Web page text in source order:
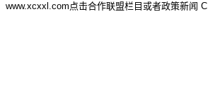
www.xcxxl.com点击合作联盟栏目或者政策新闻